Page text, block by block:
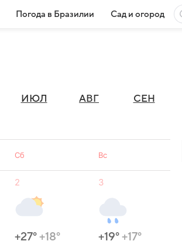
Погода в Бразилии Сад и огород
ИЮЛ АВГ СЕН
Сб Вс
2
+27°+18°
3
+19°+17°